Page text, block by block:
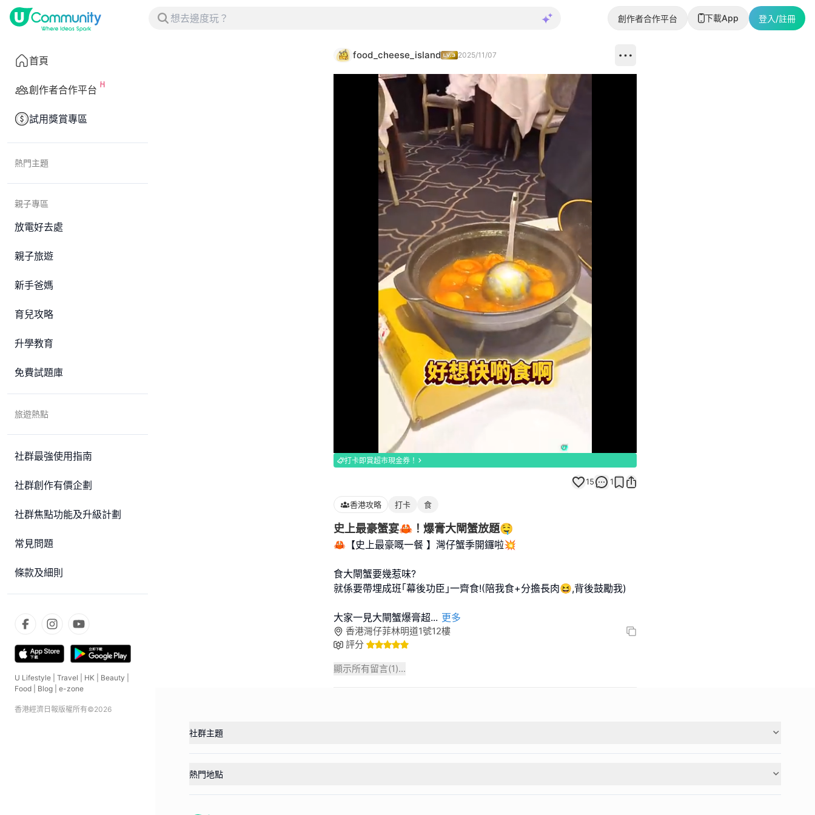
創作者合作平台 下載App 登入/註冊
首頁
創作者合作平台
試用獎賞專區
熱門主題
親子專區
放電好去處
親子旅遊
新手爸媽
育兒攻略
升學教育
免費試題庫
旅遊熱點
社群最強使用指南
社群創作有價企劃
社群焦點功能及升級計劃
常見問題
條款及細則
U Lifestyle Travel HK Beauty
Food
Blog e-zone
香港經濟日報版權所有©2026
food_cheese_island 2025/11/07
100.00%
打卡即賞超市現金券！
15 1
香港攻略 打卡 食
史上最豪蟹宴🦀！爆膏大閘蟹放題🤤
🦀【史上最豪嘅一餐 】灣仔蟹季開鑼啦💥
食大閘蟹要幾惹味?
就係要帶埋成班｢幕後功臣｣一齊食!(陪我食+分擔長肉😆,背後鼓勵我)
大家一見大閘蟹爆膏超... 更多
香港灣仔菲林明道1號12樓
評分
顯示所有留言(1)...
社群主題
熱門地點